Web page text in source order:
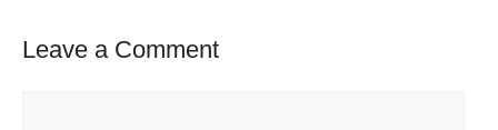
Leave a Comment